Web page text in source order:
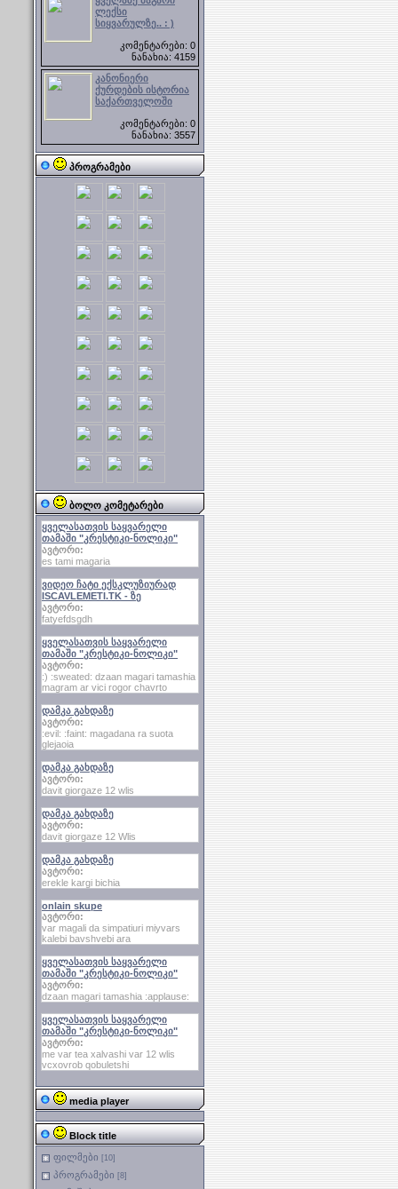
ლექსი
სიყვარულზე.. : )
კომენტარები: 0
ნანახია: 4159
კანონიერი
ქურდების ისტორია
საქართველოში
კომენტარები: 0
ნანახია: 3557
პროგრამები
ბოლო კომეტარები
ყველასათვის საყვარელი
თამაში "კრესტიკი-ნოლიკი"
ავტორი:
es tami magaria
ვიდეო ჩატი ექსკლუზიურად
ISCAVLEMETI.TK - ზე
ავტორი:
fatyefdsgdh
ყველასათვის საყვარელი
თამაში "კრესტიკი-ნოლიკი"
ავტორი:
:) :sweated: dzaan magari tamashia
magram ar vici rogor chavrto
დამკა გახდაზე
ავტორი:
:evil: :faint: magadana ra suota
glejaoia
დამკა გახდაზე
ავტორი:
davit giorgaze 12 wlis
დამკა გახდაზე
ავტორი:
davit giorgaze 12 Wlis
დამკა გახდაზე
ავტორი:
erekle kargi bichia
onlain skupe
ავტორი:
var magali da simpatiuri miyvars
kalebi bavshvebi ara
ყველასათვის საყვარელი
თამაში "კრესტიკი-ნოლიკი"
ავტორი:
dzaan magari tamashia :applause:
ყველასათვის საყვარელი
თამაში "კრესტიკი-ნოლიკი"
ავტორი:
me var tea xalvashi var 12 wlis
vcxovrob qobuletshi
media player
Block title
ფილმები [10]
პროგრამები [8]